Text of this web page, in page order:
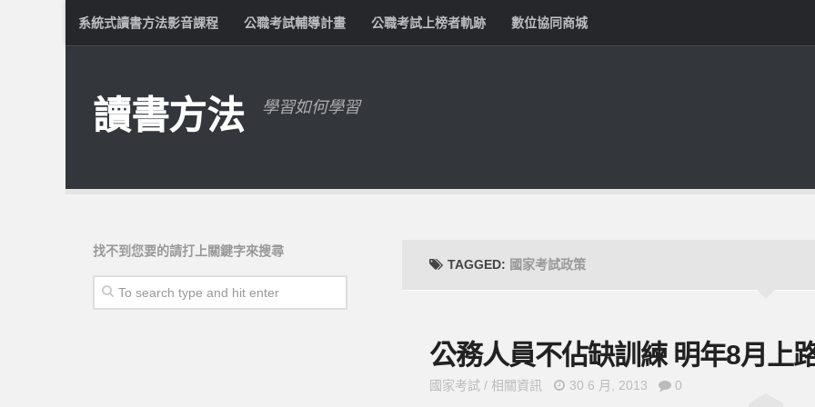
系統式讀書方法影音課程 公職考試輔導計畫 公職考試上榜者軌跡 數位協同商城
讀書方法 學習如何學習
TAGGED: 國家考試政策
公務人員不佔缺訓練 明年8月上
國家考試 / 相關資訊 30 6 月, 2013 0
找不到您要的請打上關鍵字來搜尋